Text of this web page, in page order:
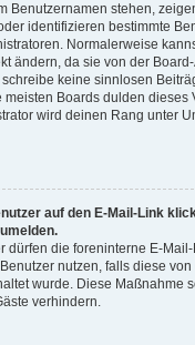
Benutzernamen stehen,
identifizieren bestimmte
Normalerweise
ändern, da sie von der
keine sinnlosen
Boards dulden dieses
wird deinen Rang unter
auf den E-Mail-Link
dürfen die foreninterne E-
nutzen, falls diese
wurde. Diese Maßnahme
verhindern.